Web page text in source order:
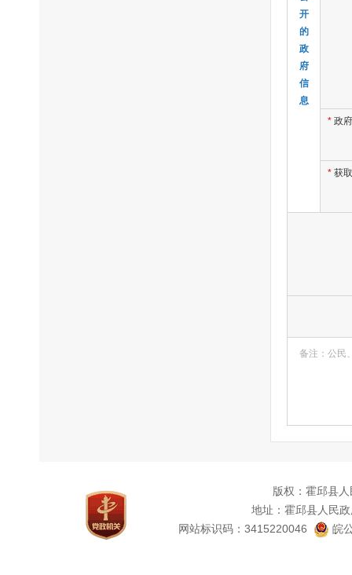
开
的
政
府
信
息
* 政
* 获
备注：公民
版权：霍邱县
地址：霍邱县人民
网站标识码：3415220046
皖